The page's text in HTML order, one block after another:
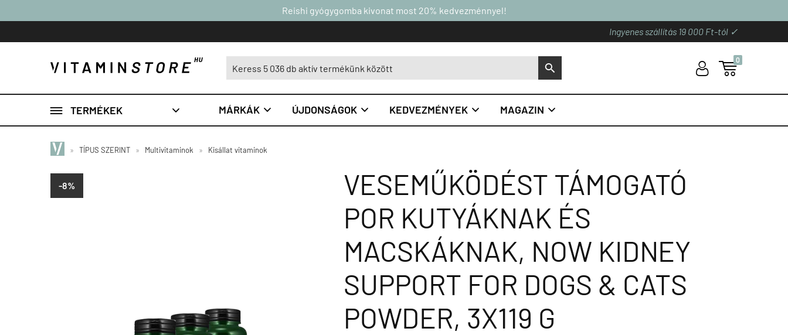
Reishi gyógygomba kivonat most 20% kedvezménnyel!
Ingyenes szállítás 19 000 Ft-tól ✓
S U 
0
 TERMÉKEK  MÁRKÁK  ÚJDONSÁGOK  KEDVEZMÉNYEK  MAGAZIN 
» TÍPUS SZERINT » Multivitaminok » Kisállat vitaminok
-8%
VESEMŰKÖDÉST TÁMOGATÓ
POR KUTYÁKNAK ÉS
MACSKÁKNAK, NOW KIDNEY
SUPPORT FOR DOGS & CATS
POWDER, 3X119 G